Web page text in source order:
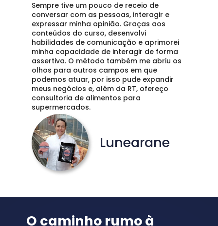
Sempre tive um pouco de receio de
conversar com as pessoas, interagir e
expressar minha opinião. Graças aos
conteúdos do curso, desenvolvi
habilidades de comunicação e aprimorei
minha capacidade de interagir de forma
assertiva. O método também me abriu os
olhos para outros campos em que
podemos atuar, por isso pude expandir
meus negócios e, além da RT, ofereço
consultoria de alimentos para
supermercados.
Lunearane